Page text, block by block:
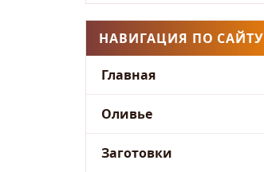
НАВИГАЦИЯ ПО САЙТУ
Главная
Оливье
Заготовки